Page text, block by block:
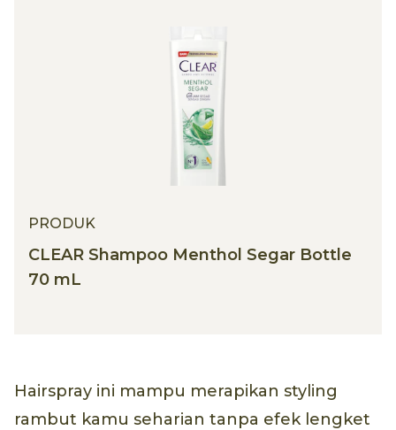
PRODUK
CLEAR Shampoo Menthol Segar Bottle
70 mL
Hairspray ini mampu merapikan styling
rambut kamu seharian tanpa efek lengket